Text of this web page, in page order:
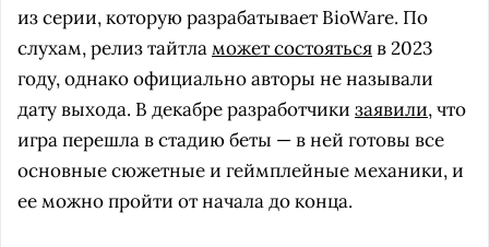
из серии, которую разрабатывает BioWare. По
слухам, релиз тайтламожет состоятьсяв 2023
году, однако официально авторы не называли
дату выхода. В декабре разработчики заявили, что
игра перешла в стадию беты — в ней готовы все
основные сюжетные и геймплейные механики, и
ее можно пройти от начала до конца.